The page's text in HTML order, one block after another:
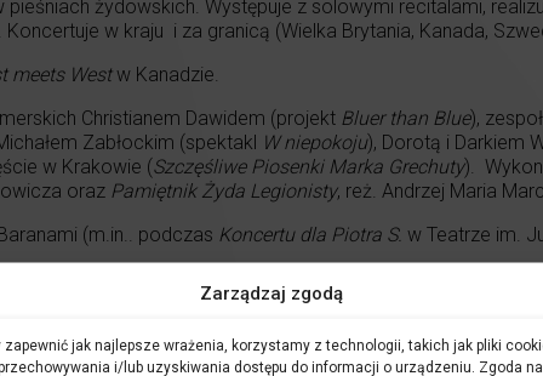
Zarządzaj zgodą
zapewnić jak najlepsze wrażenia, korzystamy z technologii, takich jak pliki
i/lub uzyskiwania dostępu do informacji o urządzeniu. Zgoda
żydowskich. Występuje z solowymi recitalami,
w kraju i za granicą (Wielka Brytania, Kanada,
meets Westw Kanadzie.
Christianem Dawidem (projekt Bluer than Blue),
Zabłockim (spektakl W niepokoju), Dorotą i Darkiem
w Krakowie (Szczęśliwe Piosenki Marka Grechuty).
oraz Pamiętnik Żyda Legionisty, reż. Andrzej Maria
(m.in.. podczas Koncertu dla Piotra S. w Teatrze im.
XX Międzynarodowego Festiwalu Muzyki Sakralnej
w Synagodze Tempel w Krakowie.
our history, reż. Roberta Grossman oraz serialuKról, reż. J.